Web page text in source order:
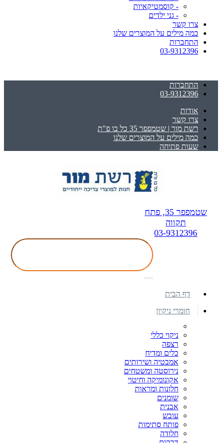
- קוסמטיקאיות
- גני ילדים
צרו קשר
כמה מילים על המוצרים שלנו
התחברות
03-9312396
התחברות
03-9312396
אודות
צרו קשר
רשת מור | שטמפפר 35 כל בו פ"ת
כמה מילים על המוצרים שלנו
שעות פתיחה
שטמפפר 35, פתח
תקווה
03-9312396
דף הבית
חומרי ניקיון
ניקוי כללי
רצפה
כלים ומדיח
אמבטיה ושירותים
נירוסטה ומשטחים
אקונומיקה וחיטוי
חלונות ומראות
שומנים
אבנית
עובש
פותח סתימות
חלודה